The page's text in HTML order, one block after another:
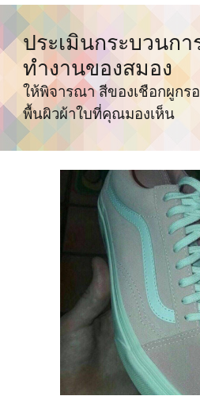
ประเมินกระบวนก
ทำงานของสมอง
ให้พิจารณา สีของเชือกผูกร
พื้นผิวผ้าใบที่คุณมองเห็น